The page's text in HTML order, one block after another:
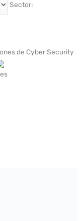
Sector:
de Cyber Security